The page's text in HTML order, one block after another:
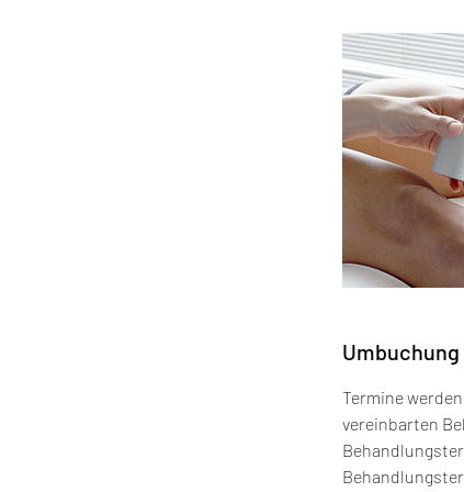
Termine
vereinbarten